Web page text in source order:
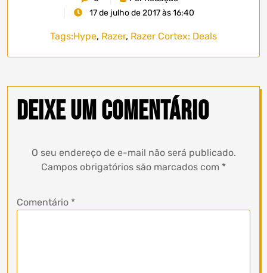
17 de julho de 2017 às 16:40
Tags:Hype, Razer, Razer Cortex: Deals
Deixe um comentário
O seu endereço de e-mail não será publicado.
Campos obrigatórios são marcados com *
Comentário *